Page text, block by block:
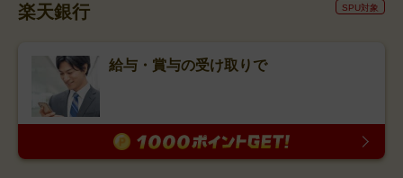
楽天銀行 SPU対象
給与・賞与の受け取りで